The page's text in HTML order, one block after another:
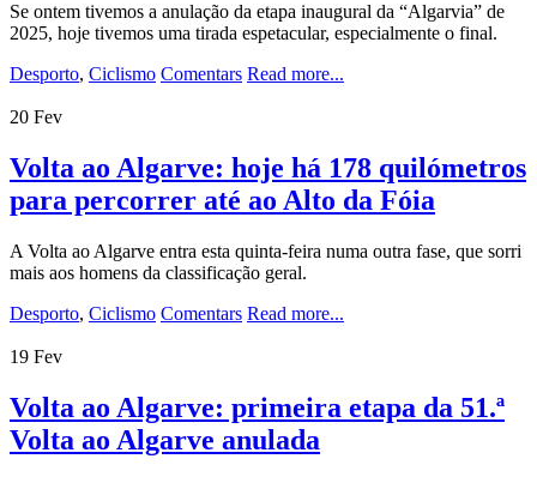
Se ontem tivemos a anulação da etapa inaugural da “Algarvia” de
2025, hoje tivemos uma tirada espetacular, especialmente o final.
Desporto, Ciclismo Comentars Read more...
20 Fev
Volta ao Algarve: hoje há 178 quilómetros
para percorrer até ao Alto da Fóia
A Volta ao Algarve entra esta quinta-feira numa outra fase, que sorri
mais aos homens da classificação geral.
Desporto, Ciclismo Comentars Read more...
19 Fev
Volta ao Algarve: primeira etapa da 51.ª
Volta ao Algarve anulada